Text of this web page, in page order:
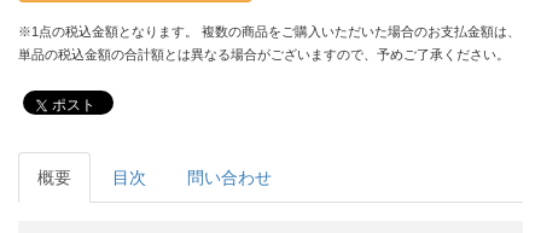
※1点の税込金額となります。 複数の商品をご購入いただいた場合のお支払金額は、
単品の税込金額の合計額とは異なる場合がございますので、予めご了承ください。
ポスト
概要 目次 問い合わせ